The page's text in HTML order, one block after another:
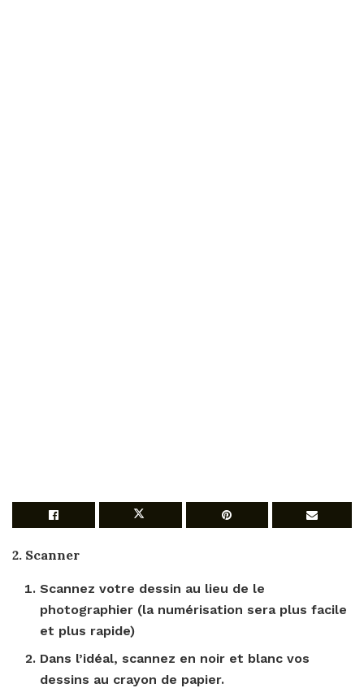
2. Scanner
Scannez votre dessin au lieu de le
photographier (la numérisation sera plus facile
et plus rapide)
Dans l’idéal, scannez en noir et blanc vos
dessins au crayon de papier.